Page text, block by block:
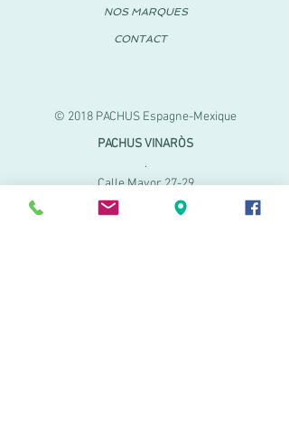
© 2018 PACHUS Espagne-Mexique
NOS MARQUES
CONTACT
PACHUS VINARÒS
.
Calle Mayor 27-29
Vinaroz, Castellón (Espagne)